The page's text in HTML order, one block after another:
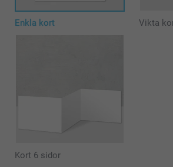
Enkla kort Vikta
Kort 6 sidor